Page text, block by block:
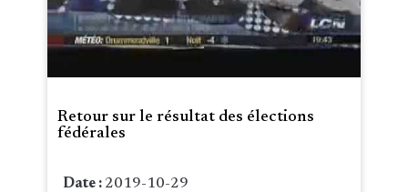
Retour sur le résultat des élections
fédérales
Date : 2019-10-29